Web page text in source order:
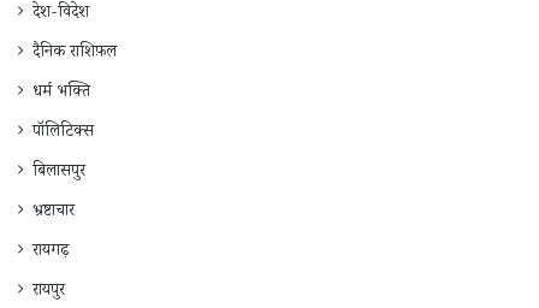
देश-विदेश
दैनिक राशिफ़ल
धर्म भक्ति
पॉलिटिक्स
बिलासपुर
भ्रष्टाचार
रायगढ़
रायपुर